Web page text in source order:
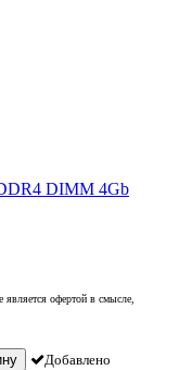
DIMM 4Gb
является офертой в смысле,
Добавлено